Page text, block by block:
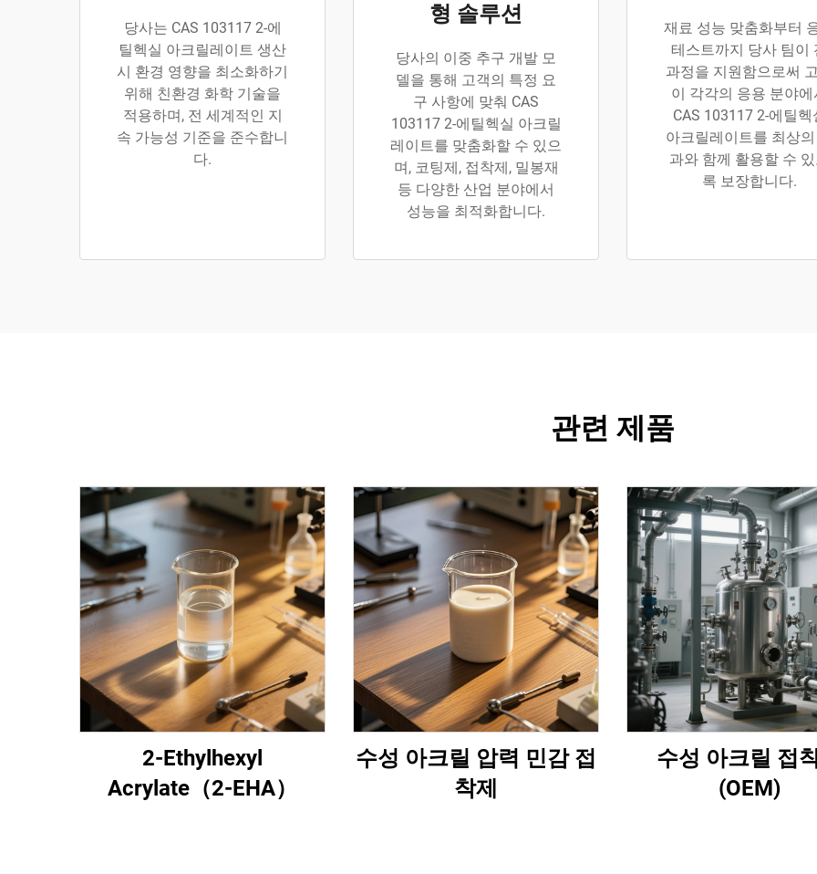
당사는 CAS 103117 2-에
틸헥실 아크릴레이트 생산
시 환경 영향을 최소화하기
위해 친환경 화학 기술을
적용하며, 전 세계적인 지
속 가능성 기준을 준수합니
다.
형 솔루션
당사의 이중 추구 개발 모
델을 통해 고객의 특정 요
구 사항에 맞춰 CAS
103117 2-에틸헥실 아크릴
레이트를 맞춤화할 수 있으
며, 코팅제, 접착제, 밀봉재
등 다양한 산업 분야에서
성능을 최적화합니다.
재료 성능 맞춤화부터
테스트까지 당사 팀이
과정을 지원함으로써
이 각각의 응용 분야에
CAS 103117 2-에틸헥
아크릴레이트를 최상
과와 함께 활용할 수
록 보장합니다.
관련 제품
2-Ethylhexyl
Acrylate（2-EHA）
수성 아크릴 압력 민감 접
착제
수성 아크릴 접
(OEM)